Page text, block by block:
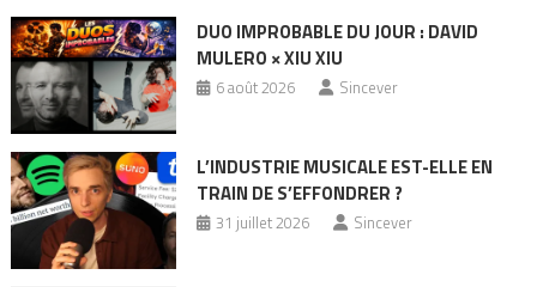
DUO IMPROBABLE DU JOUR : DAVID
MULERO × XIU XIU
6 août 2026 Sincever
L’INDUSTRIE MUSICALE EST-ELLE EN
TRAIN DE S’EFFONDRER ?
31 juillet 2026 Sincever